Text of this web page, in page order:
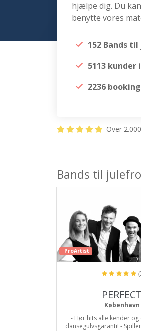
hjælpe dig. Du
benytte vores
152 Bands
5113 kunder
2236
Over 2.000
Bands til
ProArtist
PERFECT
København
- Hør hits alle kender og
dansegulvsgaranti! -